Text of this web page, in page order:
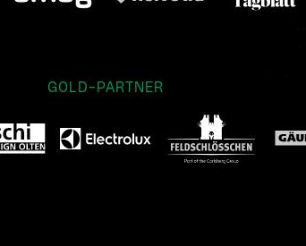
GOLD-PARTNER